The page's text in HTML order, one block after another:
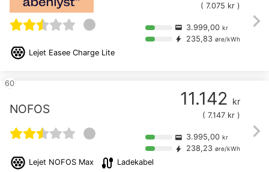
chevron_right
Lejet Easee Charge Lite
( 7.075 kr )
credit_card 3.999,00 kr
bolt 235,83 øre/kWh
chevron_right
60
NOFOS
Lejet NOFOS Max cable Ladekabel
11.142 kr
( 7.147 kr )
credit_card 3.995,00 kr
bolt 238,23 øre/kWh